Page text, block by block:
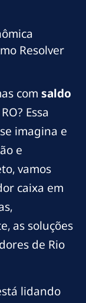
Resolver
com saldo
Essa
imagina e
e
vamos
caixa em
as soluções
de Rio
lidando